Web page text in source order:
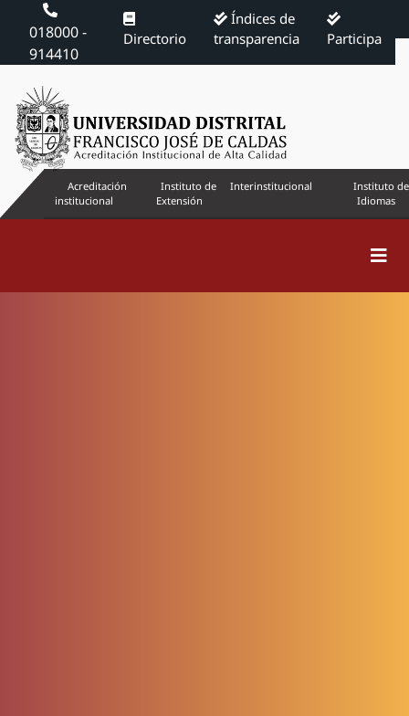
018000 -
914410
Directorio
Índices de
transparencia
Participa
Acreditación
institucional
Instituto de
Extensión
Interinstitucional
Instituto de
Idiomas